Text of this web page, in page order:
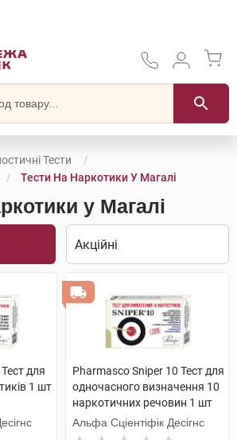
Тести
Тести На Наркотики У Магалі
у Магалі
для
1 шт
Pharmasco Sniper 10 Тест для
одночасного визначення 10
наркотичних речовин 1 шт
Альфа Сціентіфік Десігнс